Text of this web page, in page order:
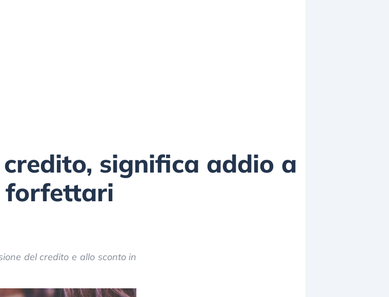
significa addio a
forfettari
del credito e allo sconto in